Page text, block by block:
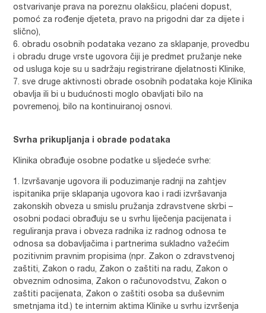
ostvarivanje prava na poreznu olakšicu, plaćeni dopust,
pomoć za rođenje djeteta, pravo na prigodni dar za dijete i
slično),
obradu osobnih podataka vezano za sklapanje, provedbu
i obradu druge vrste ugovora čiji je predmet pružanje neke
od usluga koje su u sadržaju registrirane djelatnosti Klinike,
sve druge aktivnosti obrade osobnih podataka koje Klinika
obavlja ili bi u budućnosti moglo obavljati bilo na
povremenoj, bilo na kontinuiranoj osnovi.
Svrha prikupljanja i obrade podataka
Klinika obrađuje osobne podatke u sljedeće svrhe:
Izvršavanje ugovora ili poduzimanje radnji na zahtjev
ispitanika prije sklapanja ugovora kao i radi izvršavanja
zakonskih obveza u smislu pružanja zdravstvene skrbi –
osobni podaci obrađuju se u svrhu liječenja pacijenata i
reguliranja prava i obveza radnika iz radnog odnosa te
odnosa sa dobavljačima i partnerima sukladno važećim
pozitivnim pravnim propisima (npr. Zakon o zdravstvenoj
zaštiti, Zakon o radu, Zakon o zaštiti na radu, Zakon o
obveznim odnosima, Zakon o računovodstvu, Zakon o
zaštiti pacijenata, Zakon o zaštiti osoba sa duševnim
smetnjama itd.) te internim aktima Klinike u svrhu izvršenja